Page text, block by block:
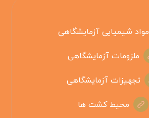
مواد شیمیایی آزمایشگاهی
ملزومات آزمایشگاهی
تجهیزات آزمایشگاهی
محیط کشت ها